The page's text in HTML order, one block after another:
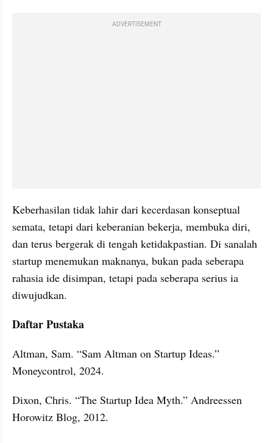
ADVERTISEMENT
Keberhasilan tidak lahir dari kecerdasan konseptual
semata, tetapi dari keberanian bekerja, membuka diri,
dan terus bergerak di tengah ketidakpastian. Di sanalah
startup menemukan maknanya, bukan pada seberapa
rahasia ide disimpan, tetapi pada seberapa serius ia
diwujudkan.
Daftar Pustaka
Altman, Sam. “Sam Altman on Startup Ideas.”
Moneycontrol, 2024.
Dixon, Chris. “The Startup Idea Myth.” Andreessen
Horowitz Blog, 2012.